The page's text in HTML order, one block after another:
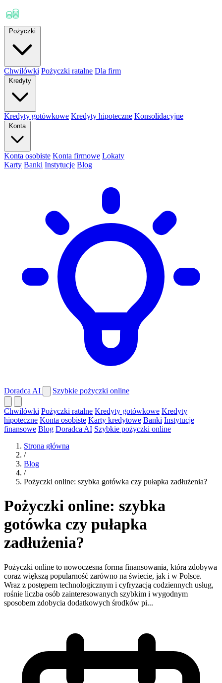
Pożyczki
Chwilówki Pożyczki ratalne Dla firm
Kredyty
Kredyty gotówkowe Kredyty hipoteczne Konsolidacyjne
Konta
Konta osobiste Konta firmowe Lokaty
Karty Banki Instytucje Blog
Doradca AI Szybkie pożyczki online
Chwilówki Pożyczki ratalne Kredyty gotówkowe Kredyty
hipoteczne Konta osobiste Karty kredytowe Banki Instytucje
finansowe Blog Doradca AI Szybkie pożyczki online
Strona główna
/
Blog
/
Pożyczki online: szybka gotówka czy pułapka zadłużenia?
Pożyczki online: szybka
gotówka czy pułapka
zadłużenia?
Pożyczki online to nowoczesna forma finansowania, która zdobywa
coraz większą popularność zarówno na świecie, jak i w Polsce.
Wraz z postępem technologicznym i cyfryzacją codziennych usług,
rośnie liczba osób zainteresowanych szybkim i wygodnym
sposobem zdobycia dodatkowych środków pi...